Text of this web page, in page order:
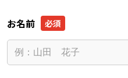
お名前